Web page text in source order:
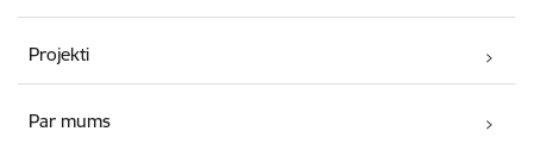
Projekti
Par mums